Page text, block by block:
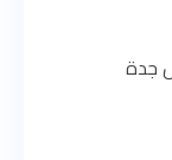
جدة